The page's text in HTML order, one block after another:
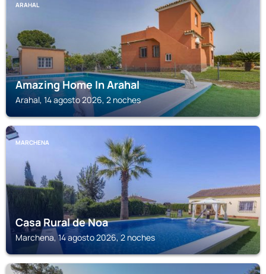
ARAHAL
Amazing Home In Arahal
Arahal, 14 agosto 2026, 2 noches
MARCHENA
Casa Rural de Noa
Marchena, 14 agosto 2026, 2 noches